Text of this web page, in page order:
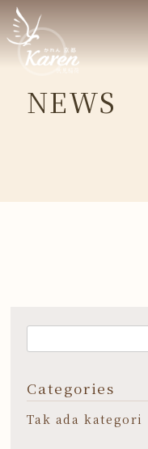
NEWS
Categories
Tak ada kategori